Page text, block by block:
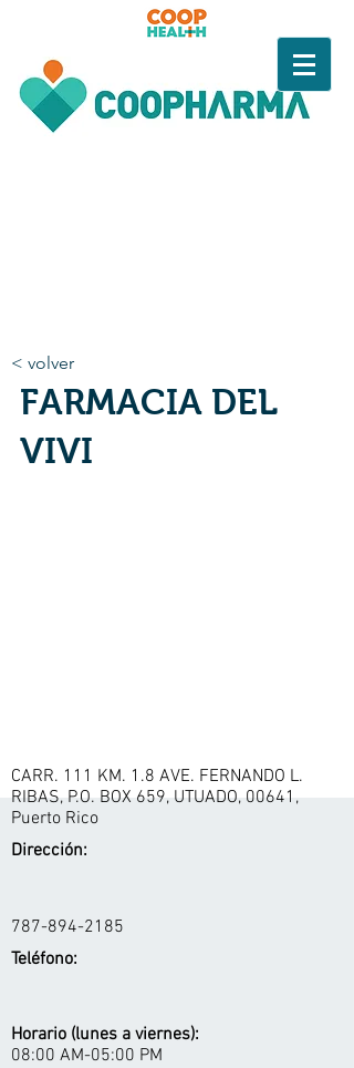
< volver
FARMACIA DEL
VIVI
CARR. 111 KM. 1.8 AVE. FERNANDO L.
RIBAS, P.O. BOX 659, UTUADO, 00641,
Puerto Rico
Dirección:
787-894-2185
Teléfono:
Horario (lunes a viernes):
08:00 AM-05:00 PM